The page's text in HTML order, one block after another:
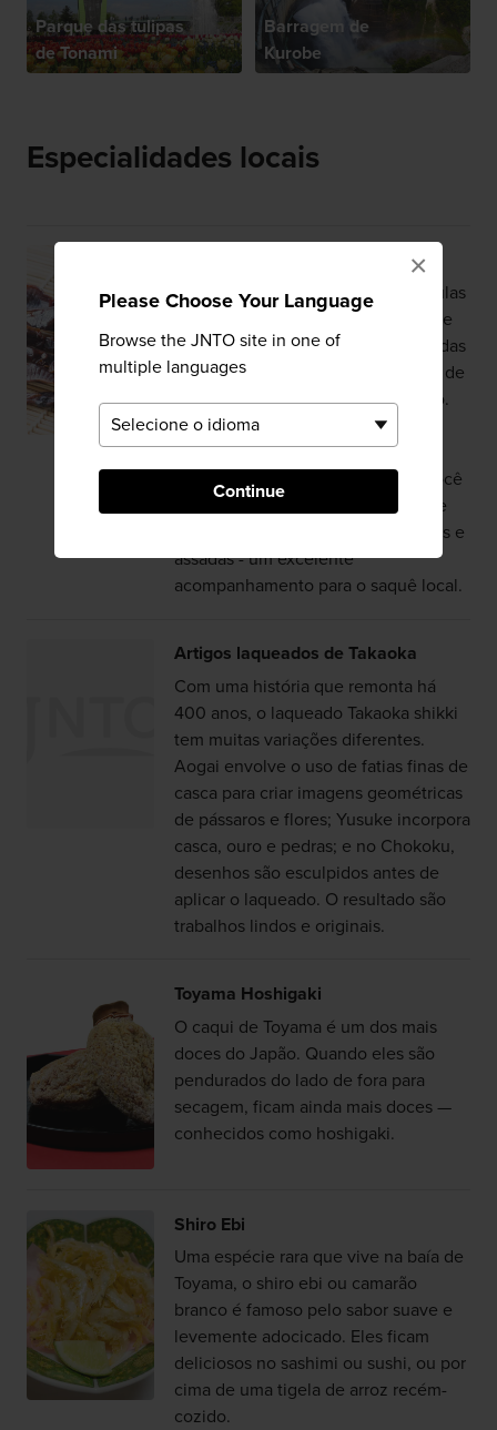
Please Choose Your Language
Browse the JNTO site in one of
multiple languages
Continue
×
Parque das tulipas
de Tonami
Barragem de
Kurobe
Especialidades locais
Conhecidas em português como lulas
vaga-lume devido à luz azulada que
emitem, as hotaruika são encontradas
e pescadas nas águas da Província de
Toyama nos meses de abril e junho.
Experimente essas lulas marinadas
em um pouco de molho de soja ou
cobertas com missô de vinagre. Você
também pode saboreá-las frescas e
cruas na forma de sashimi, ou secas e
assadas - um excelente
acompanhamento para o saquê local.
Artigos laqueados de Takaoka
Com uma história que remonta há
400 anos, o laqueado Takaoka shikki
tem muitas variações diferentes.
Aogai envolve o uso de fatias finas de
casca para criar imagens geométricas
de pássaros e flores; Yusuke incorpora
casca, ouro e pedras; e no Chokoku,
desenhos são esculpidos antes de
aplicar o laqueado. O resultado são
trabalhos lindos e originais.
Toyama Hoshigaki
O caqui de Toyama é um dos mais
doces do Japão. Quando eles são
pendurados do lado de fora para
secagem, ficam ainda mais doces —
conhecidos como hoshigaki.
Shiro Ebi
Uma espécie rara que vive na baía de
Toyama, o shiro ebi ou camarão
branco é famoso pelo sabor suave e
levemente adocicado. Eles ficam
deliciosos no sashimi ou sushi, ou por
cima de uma tigela de arroz recém-
cozido.